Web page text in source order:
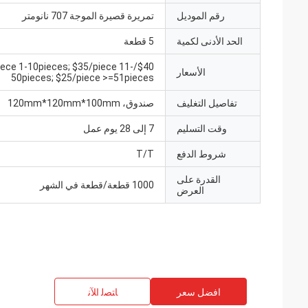
رقم الموديل تمريرة قصيرة الموجة 707 نانومتر
الحد الأدنى لكمية 5 قطعة
الأسعار
piece 1-10pieces; $35/piece 11-
50pieces; $25/piece >=51pieces
تفاصيل التغليف صندوق، 120mm*120mm*100mm
وقت التسليم 7 إلى 28 يوم عمل
شروط الدفع T/T
القدرة على
العرض
1000 قطعة/قطعة في الشهر
افضل سعر ﺎﺘﺼﻟ ﺍﻶﻧ